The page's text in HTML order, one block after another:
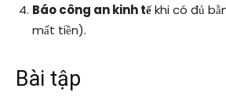
Báo công an kinh tếkhi có đủ
mất tiền).
Bài tập